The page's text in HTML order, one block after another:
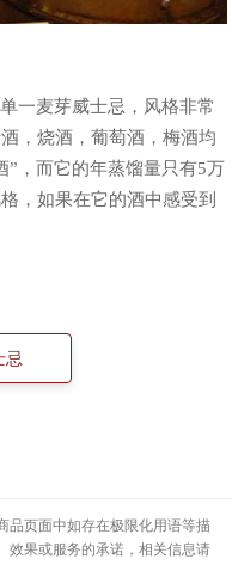
一麦芽威士忌，风格非常
，烧酒，葡萄酒，梅酒均
”，而它的年蒸馏量只有5万
，如果在它的酒中感受到
品页面中如存在极限化用语等描
效果或服务的承诺，相关信息请